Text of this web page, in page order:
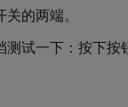
的两端。
试一下：按下